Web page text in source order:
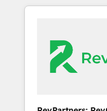
our globally
looking for...and
moving!
Onboarding
engine. We
data, and build AI-
drive adoption